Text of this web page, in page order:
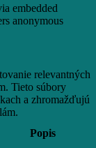
embedded
anonymous
relevantných
Tieto súbory
a zhromažďujú
Popis